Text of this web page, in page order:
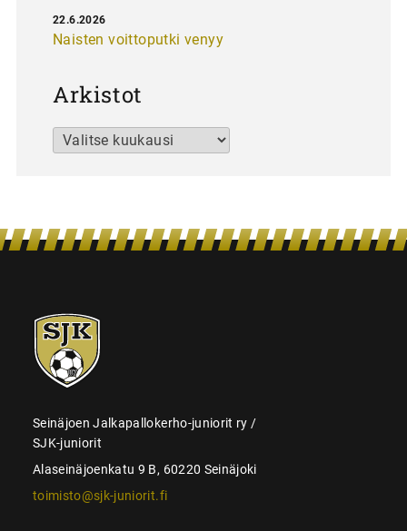
Naisten voittoputki venyy
22.6.2026
Arkistot
Arkistot
SJK-
juniorit
Seinäjoen Jalkapallokerho-juniorit ry /
SJK-juniorit
Alaseinäjoenkatu 9 B, 60220 Seinäjoki
toimisto@sjk-juniorit.fi